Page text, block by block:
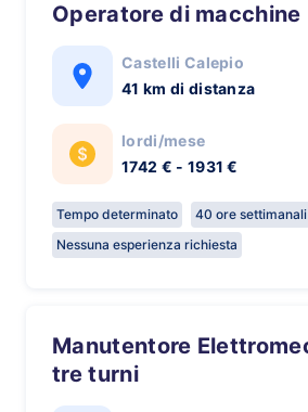
Operatore di macchine
Castelli Calepio
41 km di distanza
lordi/mese
1742 € - 1931 €
Tempo determinato
40 ore settimanali
Nessuna esperienza richiesta
Manutentore Elettromeccanico -
tre turni